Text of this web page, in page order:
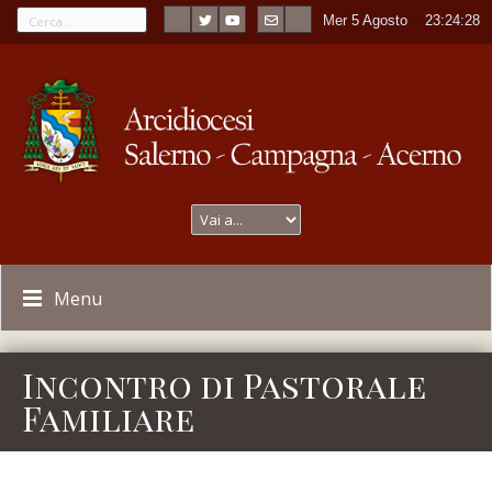
Mer 5 Agosto ----23:24:28
Menu
Incontro di Pastorale
Familiare